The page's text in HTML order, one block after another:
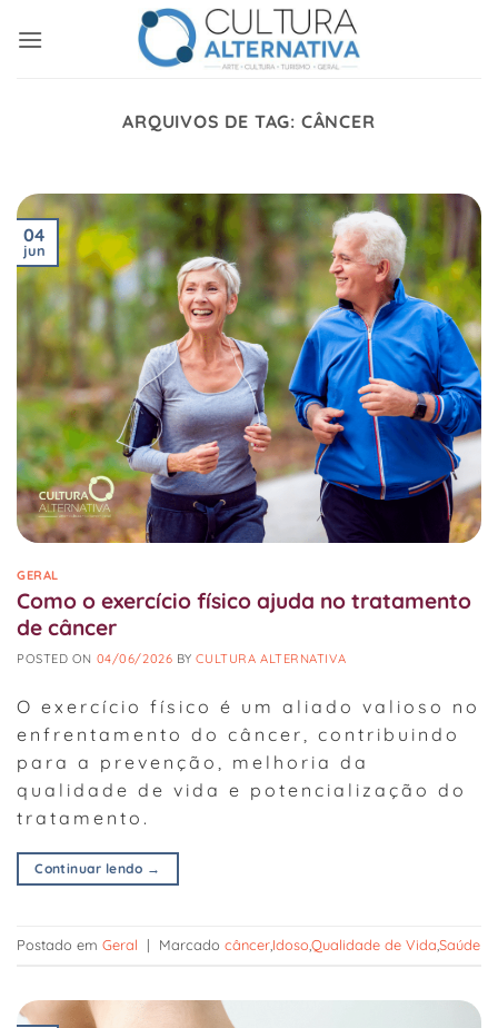
ARQUIVOS DE TAG: CÂNCER
04
jun
GERAL
Como o exercício físico ajuda no tratamento
de câncer
POSTED ON 04/06/2026 BYCULTURA ALTERNATIVA
O exercício físico é um aliado valioso no
enfrentamento do câncer, contribuindo
para a prevenção, melhoria da
qualidade de vida e potencialização do
tratamento.
Continuar lendo →
Postado em Geral | Marcado câncerIdosoQualidade de VidaSaúde